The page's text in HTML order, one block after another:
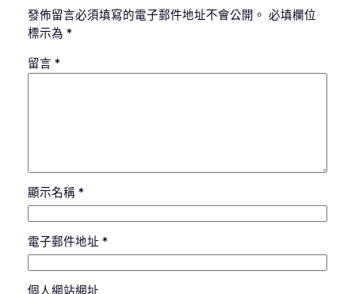
發佈留言必須填寫的電子郵件地址不會公開。 必填欄位
標示為 *
留言 *
顯示名稱 *
電子郵件地址 *
個人網站網址